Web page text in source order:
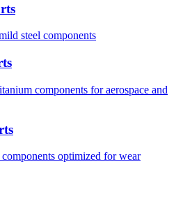
steel components
components for aerospace and
optimized for wear